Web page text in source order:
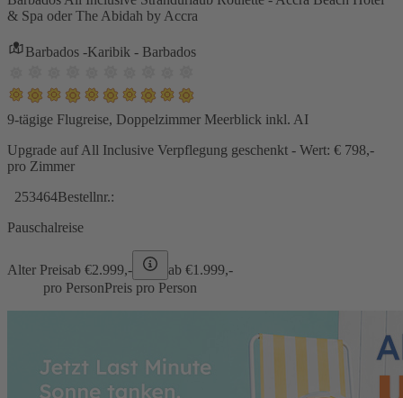
& Spa oder The Abidah by Accra
Barbados -Karibik - Barbados
9-tägige Flugreise, Doppelzimmer Meerblick inkl. AI
Upgrade auf All Inclusive Verpflegung geschenkt - Wert: € 798,-
pro Zimmer
253464Bestellnr.:
Pauschalreise
Alter Preisab €2.999,- ab €1.999,-
pro PersonPreis pro Person